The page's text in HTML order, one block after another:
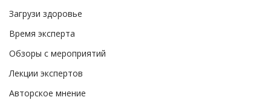
Загрузи здоровье
Время эксперта
Обзоры с мероприятий
Лекции экспертов
Авторское мнение